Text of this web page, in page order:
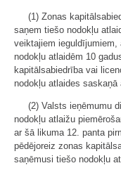
(1) Zonas
saņem tiešo nodokļu
veiktajiem
nodokļu atlaidēm 10
kapitālsabiedrība vai
nodokļu atlaides saskaņā
(2) Valsts ieņēmumu
nodokļu atlaižu
ar šā likuma 12. panta
pēdējoreiz zonas
saņēmusi tiešo nodokļu